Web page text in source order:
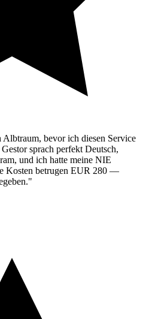
bevor ich diesen Service
sprach perfekt Deutsch,
und ich hatte meine NIE
Kosten betrugen EUR 280 —